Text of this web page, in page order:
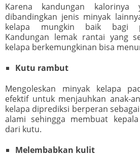
Karena kandungan
dibandingkan jenis minyak
kelapa mungkin baik bagi
Kandungan lemak rantai yang
kelapa berkemungkinan bisa
Kutu rambut
Mengoleskan minyak kelapa
efektif untuk menjauhkan anak-
kelapa diprediksi berperan
alami sehingga membuat
dari kutu.
Melembabkan kulit